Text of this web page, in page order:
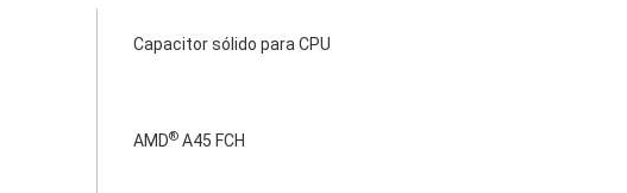
Capacitor sólido para CPU
AMD® A45 FCH